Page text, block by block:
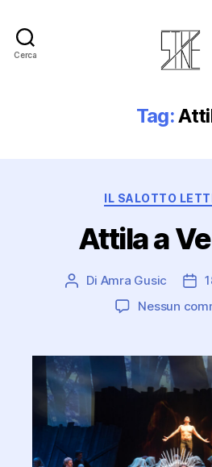
Cerca
Tag:
IL SALOTTO
Attila a
Autore
Di Amra Gusic
Nessun